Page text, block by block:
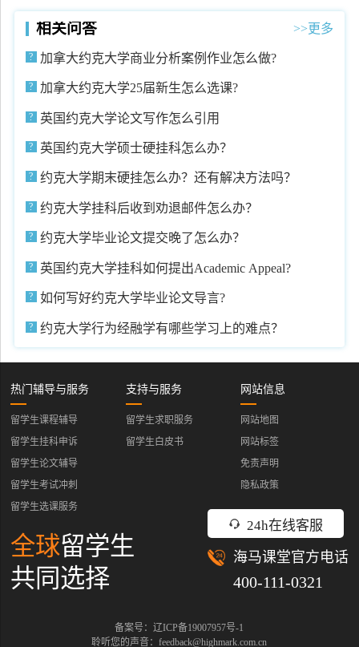
相关问答 >>更多
加拿大约克大学商业分析案例作业怎么做?
加拿大约克大学25届新生怎么选课?
英国约克大学论文写作怎么引用
英国约克大学硕士硬挂科怎么办？
约克大学期末硬挂怎么办？还有解决方法吗？
约克大学挂科后收到劝退邮件怎么办？
约克大学毕业论文提交晚了怎么办？
英国约克大学挂科如何提出Academic Appeal?
如何写好约克大学毕业论文导言?
约克大学行为经融学有哪些学习上的难点？
24h在线客服
海马课堂官方电话
400-111-0321
热门辅导与服务
留学生课程辅导
留学生挂科申诉
留学生论文辅导
留学生考试冲刺
留学生选课服务
支持与服务
留学生求职服务
留学生白皮书
网站信息
网站地图
网站标签
免责声明
隐私政策
全球留学生
共同选择
备案号：辽ICP备19007957号-1
聆听您的声音：feedback@highmark.com.cn